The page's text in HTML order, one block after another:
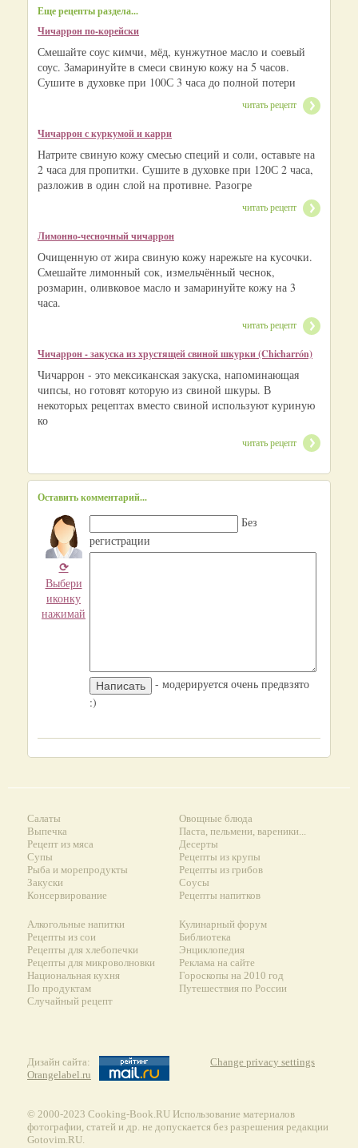
Еще рецепты раздела...
Чичаррон по-корейски
Смешайте соус кимчи, мёд, кунжутное масло и соевый
соус. Замаринуйте в смеси свиную кожу на 5 часов.
Сушите в духовке при 100С 3 часа до полной потери
читать рецепт
Чичаррон с куркумой и карри
Натрите свиную кожу смесью специй и соли, оставьте на
2 часа для пропитки. Сушите в духовке при 120С 2 часа,
разложив в один слой на противне. Разогре
читать рецепт
Лимонно‑чесночный чичаррон
Очищенную от жира свиную кожу нарежьте на кусочки.
Смешайте лимонный сок, измельчённый чеснок,
розмарин, оливковое масло и замаринуйте кожу на 3
часа.
читать рецепт
Чичаррон - закуска из хрустящей свиной шкурки (Chicharrón)
Чичаррон - это мексиканская закуска, напоминающая
чипсы, но готовят которую из свиной шкуры. В
некоторых рецептах вместо свиной используют куриную
ко
читать рецепт
Оставить комментарий...
⟳
Выбери
иконку
нажимай
Без
регистрации
- модерируется очень предвзято
:)
Салаты
Выпечка
Рецепт из мяса
Супы
Рыба и морепродукты
Закуски
Консервирование
Овощные блюда
Паста, пельмени, вареники...
Десерты
Рецепты из крупы
Рецепты из грибов
Соусы
Рецепты напитков
Алкогольные напитки
Рецепты из сои
Рецепты для хлебопечки
Рецепты для микроволновки
Национальная кухня
По продуктам
Случайный рецепт
Кулинарный форум
Библиотека
Энциклопедия
Реклама на сайте
Гороскопы на 2010 год
Путешествия по России
Дизайн сайта:
Orangelabel.ru
Change privacy settings
© 2000-2023 Сooking-Book.RU Использование материалов
фотографии, статей и др. не допускается без разрешения редакции
Gotovim.RU.